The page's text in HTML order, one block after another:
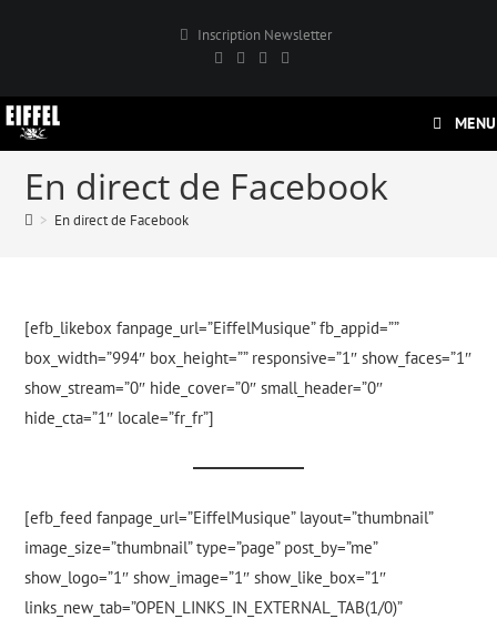
Inscription Newsletter
MENU
En direct de Facebook
> En direct de Facebook
[efb_likebox fanpage_url=”EiffelMusique” fb_appid=””
box_width=”994″ box_height=”” responsive=”1″ show_faces=”1″
show_stream=”0″ hide_cover=”0″ small_header=”0″
hide_cta=”1″ locale=”fr_fr”]
[efb_feed fanpage_url=”EiffelMusique” layout=”thumbnail”
image_size=”thumbnail” type=”page” post_by=”me”
show_logo=”1″ show_image=”1″ show_like_box=”1″
links_new_tab=”OPEN_LINKS_IN_EXTERNAL_TAB(1/0)”